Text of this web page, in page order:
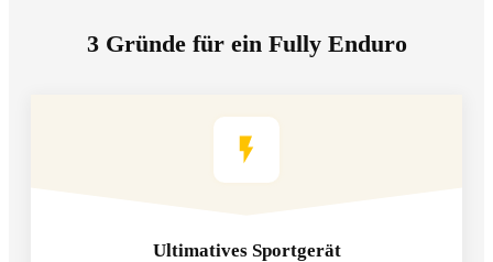
3 Gründe für ein Fully Enduro
Ultimatives Sportgerät